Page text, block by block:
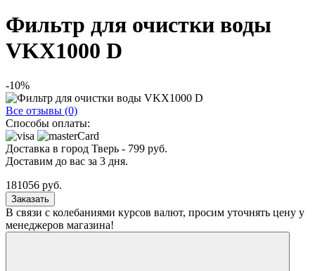
Фильтр для очистки воды
VKX1000 D
-10%
Все отзывы (0)
Способы оплаты:
Доставка в город Тверь - 799 руб.
Доставим до вас за 3 дня.
181056 руб.
Заказать
В связи с колебаниями курсов валют, просим уточнять цену у
менеджеров магазина!